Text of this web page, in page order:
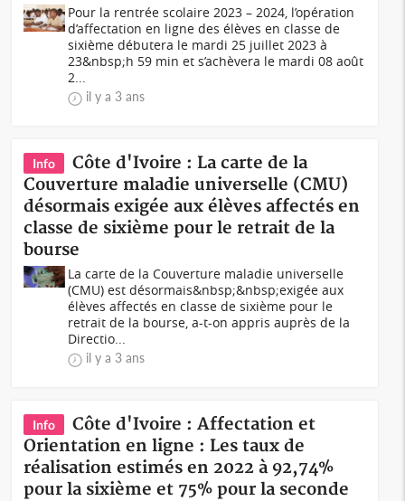
Pour la rentrée scolaire 2023 – 2024, l’opération
d’affectation en ligne des élèves en classe de
sixième débutera le mardi 25 juillet 2023 à
23&nbsp;h 59 min et s’achèvera le mardi 08 août
2...
il y a 3 ans
Info
Côte d'Ivoire : La carte de la
Couverture maladie universelle (CMU)
désormais exigée aux élèves affectés en
classe de sixième pour le retrait de la
bourse
La carte de la Couverture maladie universelle
(CMU) est désormais&nbsp;&nbsp;exigée aux
élèves affectés en classe de sixième pour le
retrait de la bourse, a-t-on appris auprès de la
Directio...
il y a 3 ans
Info
Côte d'Ivoire : Affectation et
Orientation en ligne : Les taux de
réalisation estimés en 2022 à 92,74%
pour la sixième et 75% pour la seconde